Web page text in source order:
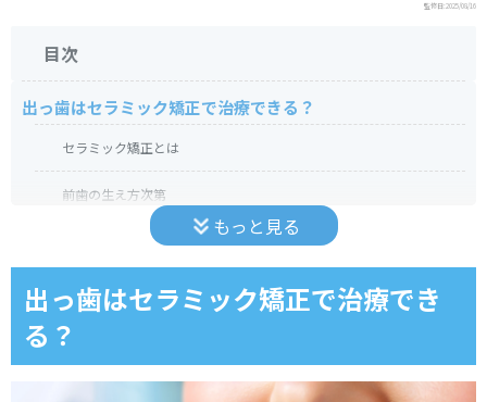
監修日:2025/08/16
目次
出っ歯はセラミック矯正で治療できる？
セラミック矯正とは
前歯の生え方次第
骨格に問題がある場合は治療が難しい
出っ歯をセラミック矯正で治すメリットは？
治療が短期間
矯正装置が不要
もっと見る
出っ歯はセラミック矯正で治療でき
る？